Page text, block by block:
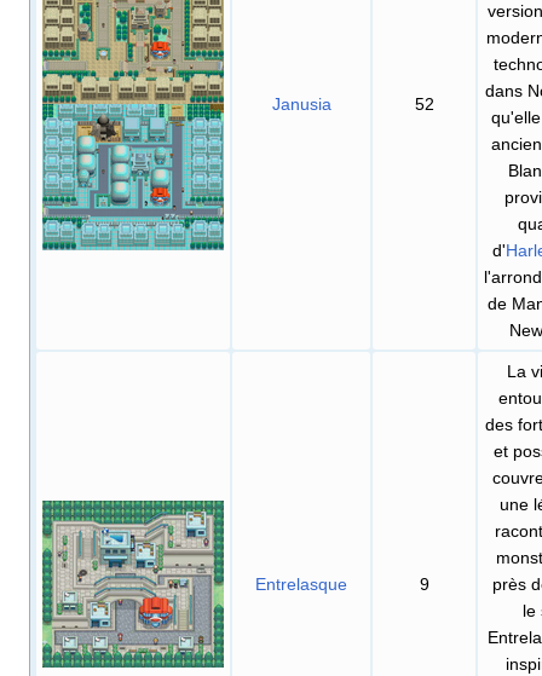
Janusia 52
dans
d'
de
Entrelasque 9
La
des
et
une
près
le